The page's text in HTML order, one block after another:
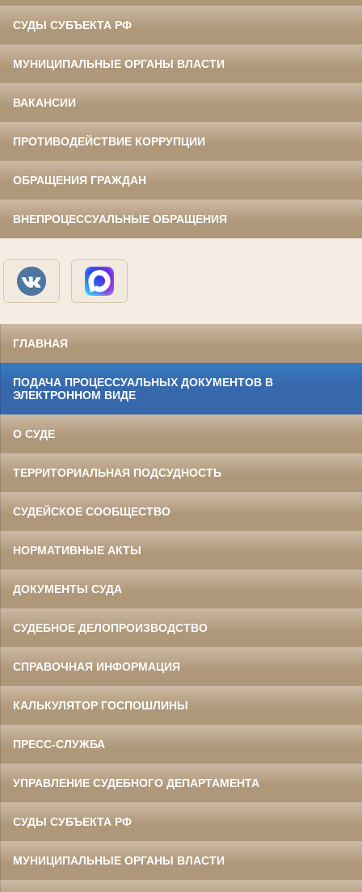
СУДЫ СУБЪЕКТА РФ
МУНИЦИПАЛЬНЫЕ ОРГАНЫ ВЛАСТИ
ВАКАНСИИ
ПРОТИВОДЕЙСТВИЕ КОРРУПЦИИ
ОБРАЩЕНИЯ ГРАЖДАН
ВНЕПРОЦЕССУАЛЬНЫЕ ОБРАЩЕНИЯ
ГЛАВНАЯ
ПОДАЧА ПРОЦЕССУАЛЬНЫХ ДОКУМЕНТОВ В
ЭЛЕКТРОННОМ ВИДЕ
О СУДЕ
ТЕРРИТОРИАЛЬНАЯ ПОДСУДНОСТЬ
СУДЕЙСКОЕ СООБЩЕСТВО
НОРМАТИВНЫЕ АКТЫ
ДОКУМЕНТЫ СУДА
СУДЕБНОЕ ДЕЛОПРОИЗВОДСТВО
СПРАВОЧНАЯ ИНФОРМАЦИЯ
КАЛЬКУЛЯТОР ГОСПОШЛИНЫ
ПРЕСС-СЛУЖБА
УПРАВЛЕНИЕ СУДЕБНОГО ДЕПАРТАМЕНТА
СУДЫ СУБЪЕКТА РФ
МУНИЦИПАЛЬНЫЕ ОРГАНЫ ВЛАСТИ